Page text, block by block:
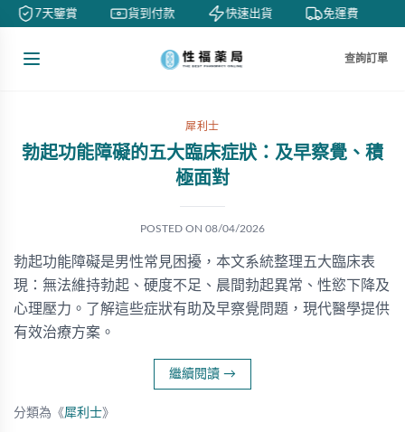
7天鑒賞 貨到付款 快速出貨 免運費
查詢訂單
犀利士
勃起功能障礙的五大臨床症狀：及早察覺、積
極面對
POSTED ON 08/04/2026
勃起功能障礙是男性常見困擾，本文系統整理五大臨床表
現：無法維持勃起、硬度不足、晨間勃起異常、性慾下降及
心理壓力。了解這些症狀有助及早察覺問題，現代醫學提供
有效治療方案。
繼續閱讀 →
分類為《犀利士》